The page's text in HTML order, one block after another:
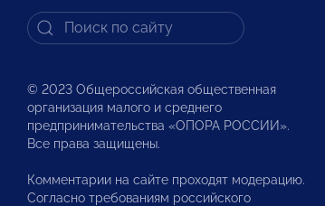
© 2023 Общероссийская общественная
организация малого и среднего
предпринимательства «ОПОРА РОССИИ».
Все права защищены.
Комментарии на сайте проходят модерацию.
Согласно требованиям российского